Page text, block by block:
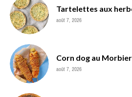
Tartelettes aux
août 7, 2026
Corn dog au Morbier
août 7, 2026